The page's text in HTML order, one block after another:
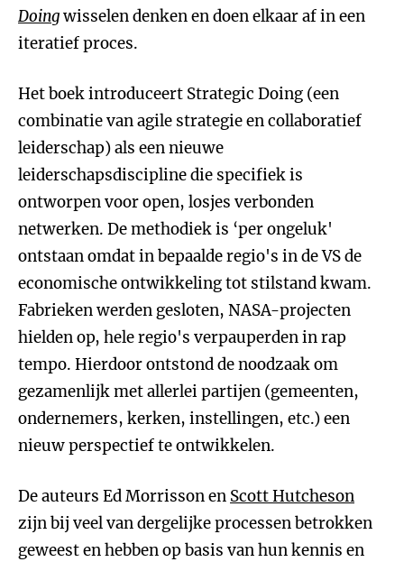
Doingwisselen denken en doen elkaar af in een
iteratief proces.
Het boek introduceert Strategic Doing (een
combinatie van agile strategie en collaboratief
leiderschap) als een nieuwe
leiderschapsdiscipline die specifiek is
ontworpen voor open, losjes verbonden
netwerken. De methodiek is ‘per ongeluk'
ontstaan omdat in bepaalde regio's in de VS de
economische ontwikkeling tot stilstand kwam.
Fabrieken werden gesloten, NASA-projecten
hielden op, hele regio's verpauperden in rap
tempo. Hierdoor ontstond de noodzaak om
gezamenlijk met allerlei partijen (gemeenten,
ondernemers, kerken, instellingen, etc.) een
nieuw perspectief te ontwikkelen.
De auteurs Ed Morrisson en Scott Hutcheson
zijn bij veel van dergelijke processen betrokken
geweest en hebben op basis van hun kennis en